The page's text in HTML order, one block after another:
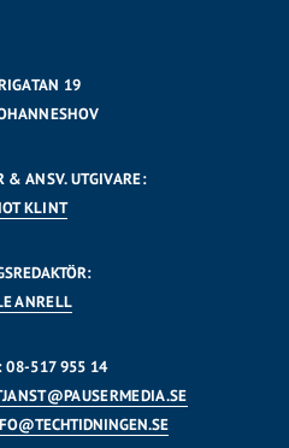
19
& ANSV. UTGIVARE:
KLINT
ANRELL
08-517 955 14